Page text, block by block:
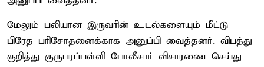
மேலும் பலியான இருவரின் உடல்களையும் மீட்டு
பிரேத பரிசோதனைக்காக அனுப்பி வைத்தனர். விபத்து
குறித்து குருபரப்பள்ளி போலீசார் விசாரணை செய்து